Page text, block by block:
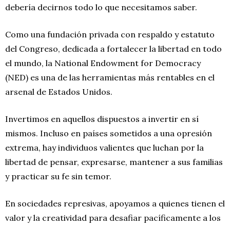
debería decirnos todo lo que necesitamos saber.
Como una fundación privada con respaldo y estatuto
del Congreso, dedicada a fortalecer la libertad en todo
el mundo, la National Endowment for Democracy
(NED) es una de las herramientas más rentables en el
arsenal de Estados Unidos.
Invertimos en aquellos dispuestos a invertir en sí
mismos. Incluso en países sometidos a una opresión
extrema, hay individuos valientes que luchan por la
libertad de pensar, expresarse, mantener a sus familias
y practicar su fe sin temor.
En sociedades represivas, apoyamos a quienes tienen el
valor y la creatividad para desafiar pacíficamente a los